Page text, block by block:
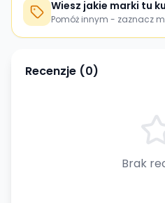
Wiesz jakie marki tu
Pomóż innym - zaznacz
Recenzje (0)
Brak